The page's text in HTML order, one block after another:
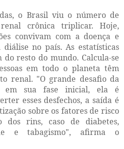
o Brasil viu o número de
crônica triplicar. Hoje,
convivam com a doença e
diálise no país. As estatísticas
resto do mundo. Calcula-se
em todo o planeta têm
renal. "O grande desafio da
em sua fase inicial, ela é
esses desfechos, a saída é
sobre os fatores de risco
dos rins, caso de diabetes,
e tabagismo", afirma o